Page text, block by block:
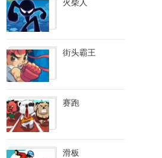
火柴人
街头霸王
赛跑
滑板